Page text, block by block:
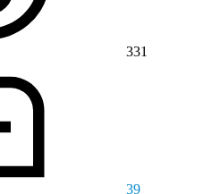
331
39